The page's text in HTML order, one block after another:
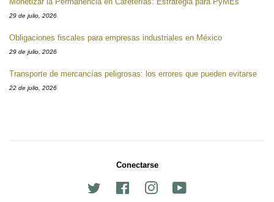
29 de julio, 2026
Obligaciones fiscales para empresas industriales en México
29 de julio, 2026
Transporte de mercancías peligrosas: los errores que pueden evitarse
22 de julio, 2026
Conectarse
Facebook Instagram